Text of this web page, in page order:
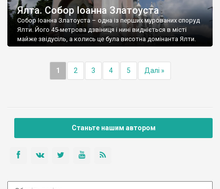
Ялта. Собор Іоанна Златоуста
Собор Іоанна Златоуста – одна із перших мурованих споруд
Ялти. Його 45-метрова дзвіниця і нині видніється в місті
майже звідусіль, а колись це була висотна домінанта Ялти.
1 2 3 4 5 Далі »
Станьте нашим автором